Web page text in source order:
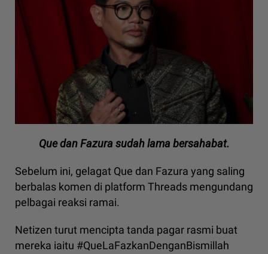
Que dan Fazura sudah lama bersahabat.
Sebelum ini, gelagat Que dan Fazura yang saling
berbalas komen di platform Threads mengundang
pelbagai reaksi ramai.
Netizen turut mencipta tanda pagar rasmi buat
mereka iaitu #QueLaFazkanDenganBismillah